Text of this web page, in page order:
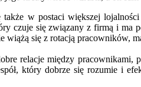
w postaci większej
czuje się związany z firmą i ma
się z rotacją pracowników,
relacje między pracownikami,
który dobrze się rozumie i